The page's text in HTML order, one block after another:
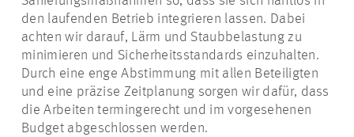
den laufenden Betrieb integrieren lassen. Dabei
achten wir darauf, Lärm und Staubbelastung zu
minimieren und Sicherheitsstandards einzuhalten.
Durch eine enge Abstimmung mit allen Beteiligten
und eine präzise Zeitplanung sorgen wir dafür, dass
die Arbeiten termingerecht und im vorgesehenen
Budget abgeschlossen werden.